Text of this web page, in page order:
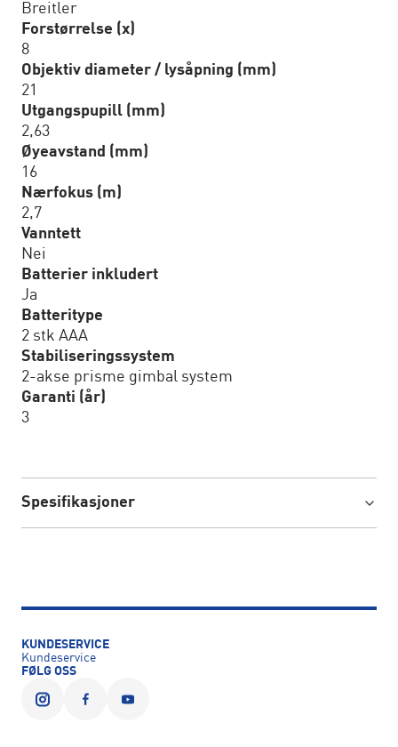
Breitler
Forstørrelse (x)
8
Objektiv diameter / lysåpning (mm)
21
Utgangspupill (mm)
2,63
Øyeavstand (mm)
16
Nærfokus (m)
2,7
Vanntett
Nei
Batterier inkludert
Ja
Batteritype
2 stk AAA
Stabiliseringssystem
2-akse prisme gimbal system
Garanti (år)
3
Spesifikasjoner
KUNDESERVICE
Kundeservice
FØLG OSS